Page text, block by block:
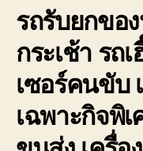
รถรับยกขอ
กระเช้า รถ
เซอร์คนขับ
เฉพาะกิจพิ